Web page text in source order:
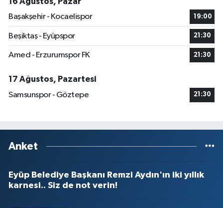
Başakşehir - Kocaelispor
19:00
Beşiktaş - Eyüpspor 21:30
Amed - Erzurumspor FK 21:30
17 Ağustos, Pazartesi
Samsunspor - Göztepe
21:30
Anket
Eyüp Belediye Başkanı Remzi Aydın'ın iki yıllık
karnesi.. Siz de not verin!